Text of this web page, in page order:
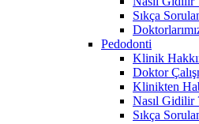
Sıkça
Pedodonti
Klinik
Doktor
Klinikten
Nasıl Gidilir
Sıkça